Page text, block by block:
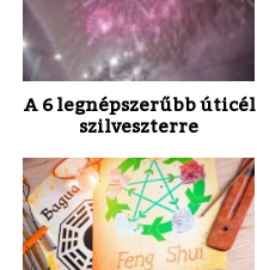
A 6 legnépszerűbb úticél
szilveszterre